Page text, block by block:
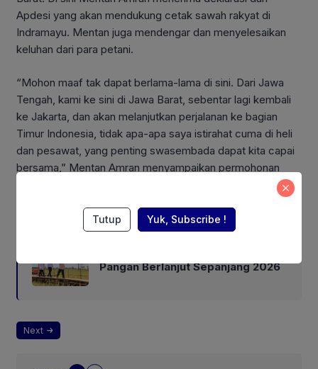
Apdesi yang akan mendukung cetak sawah rakyat di
Indramayu. Mentan juga mendengar dan menyelesaikan
keluhan dari para petani.
“Mohon maaf tak dapat berlama-lama di sini. Dari Jawa
Tengah, kami ke sini di Jawa Barat, sebentar lagi kembali
ke Jakarta, dan akan melanjutkan perjalanan ke bagian
Timur Indonesia, tidak apa-apa saya istirahat cuma di heli
dan pesawat, yang penting swasembada dapat kita capai
bersama,” Mentan Amran menyampaikan permohonan
Pangan Berlanjut Sepanjang 2026
Next
Tutup Yuk, Subscribe !